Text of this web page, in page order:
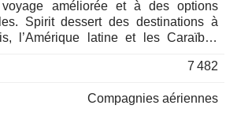
améliorée et à des options
Spirit dessert des destinations à
l’Amérique latine et les Caraïbes
flottes les plus récentes et les plus
réservation facile via spirit.com et
7 482
Compagnies aériennes